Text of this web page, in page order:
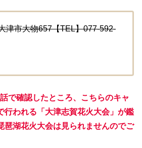
津市大物657【TEL】077-592-
確認したところ、こちらのキャ
行われる「大津志賀花火大会」が鑑
琶湖花火大会は見られませんのでご